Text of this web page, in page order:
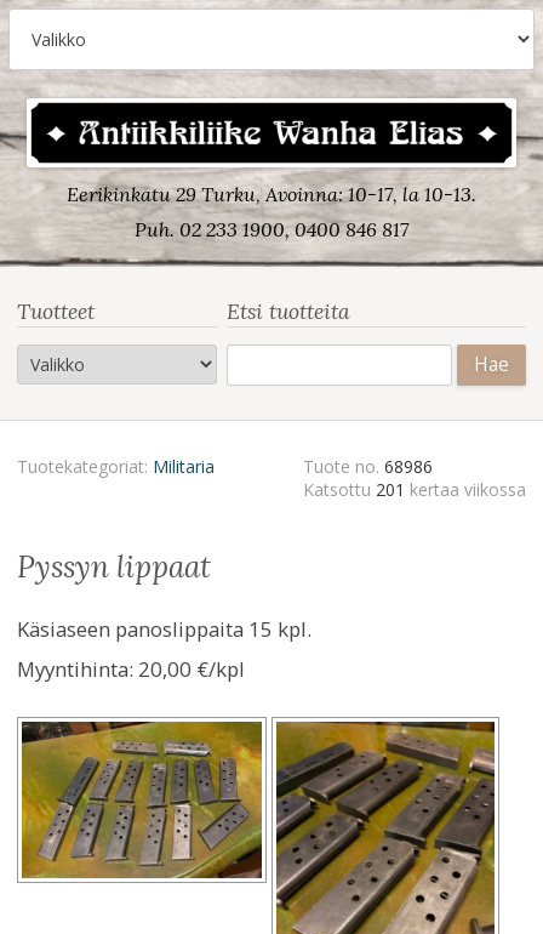
Eerikinkatu 29 Turku, Avoinna: 10-17, la 10-13.
Puh. 02 233 1900, 0400 846 817
Tuotteet Etsi tuotteita
Tuotekategoriat: Militaria Tuote no. 68986
Katsottu 201 kertaa viikossa
pyssyn lippaat
Käsiaseen panoslippaita 15 kpl.
Myyntihinta: 20,00 €/kpl